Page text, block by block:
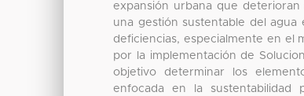
expansión urbana que
una gestión sustentable del
deficiencias, especialmente en el
por la implementación de
objetivo determinar los
enfocada en la